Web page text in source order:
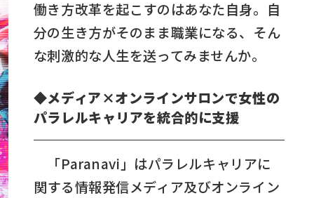
働き方改革を起こすのはあなた自身。自
分の生き方がそのまま職業になる、そん
な刺激的な人生を送ってみませんか。
◆メディア×オンラインサロンで女性の
パラレルキャリアを統合的に支援
「Paranavi」はパラレルキャリアに
関する情報発信メディア及びオンライン